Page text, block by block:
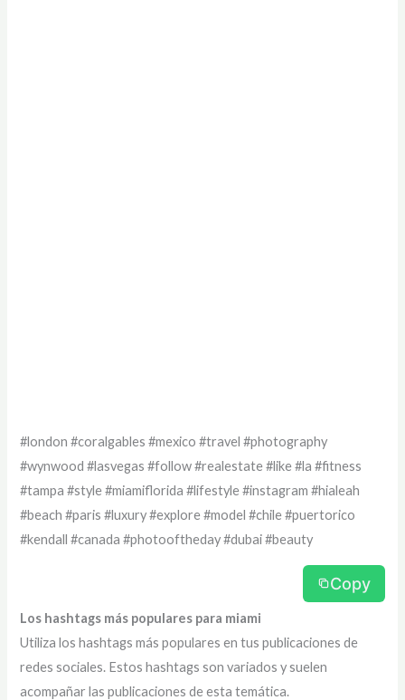
#london #coralgables #mexico #travel #photography
#wynwood #lasvegas #follow #realestate #like #la #fitness
#tampa #style #miamiflorida #lifestyle #instagram #hialeah
#beach #paris #luxury #explore #model #chile #puertorico
#kendall #canada #photooftheday #dubai #beauty
Copy
Los hashtags más populares para miami
Utiliza los hashtags más populares en tus publicaciones de
redes sociales. Estos hashtags son variados y suelen
acompañar las publicaciones de esta temática.